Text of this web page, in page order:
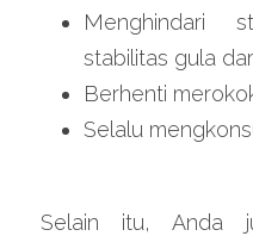
Menghindari
stabilitas gula
Berhenti
Selalu
Selain itu, Anda